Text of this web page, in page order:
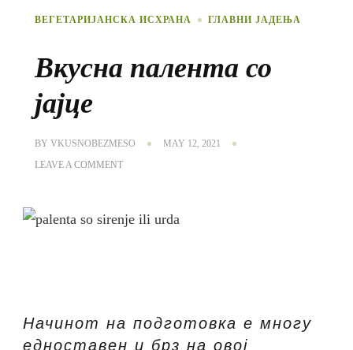
ВЕГЕТАРИЈАНСКА ИСХРАНА ГЛАВНИ ЈАДЕЊА
Вкусна палента со
јајце
BY VKUSNOBEZMESO
MAY 12, 2021
LEAVE A COMMENTON
ЈАЈЦЕ
Начинот на подготовка е многу
едноставен и брз на овој